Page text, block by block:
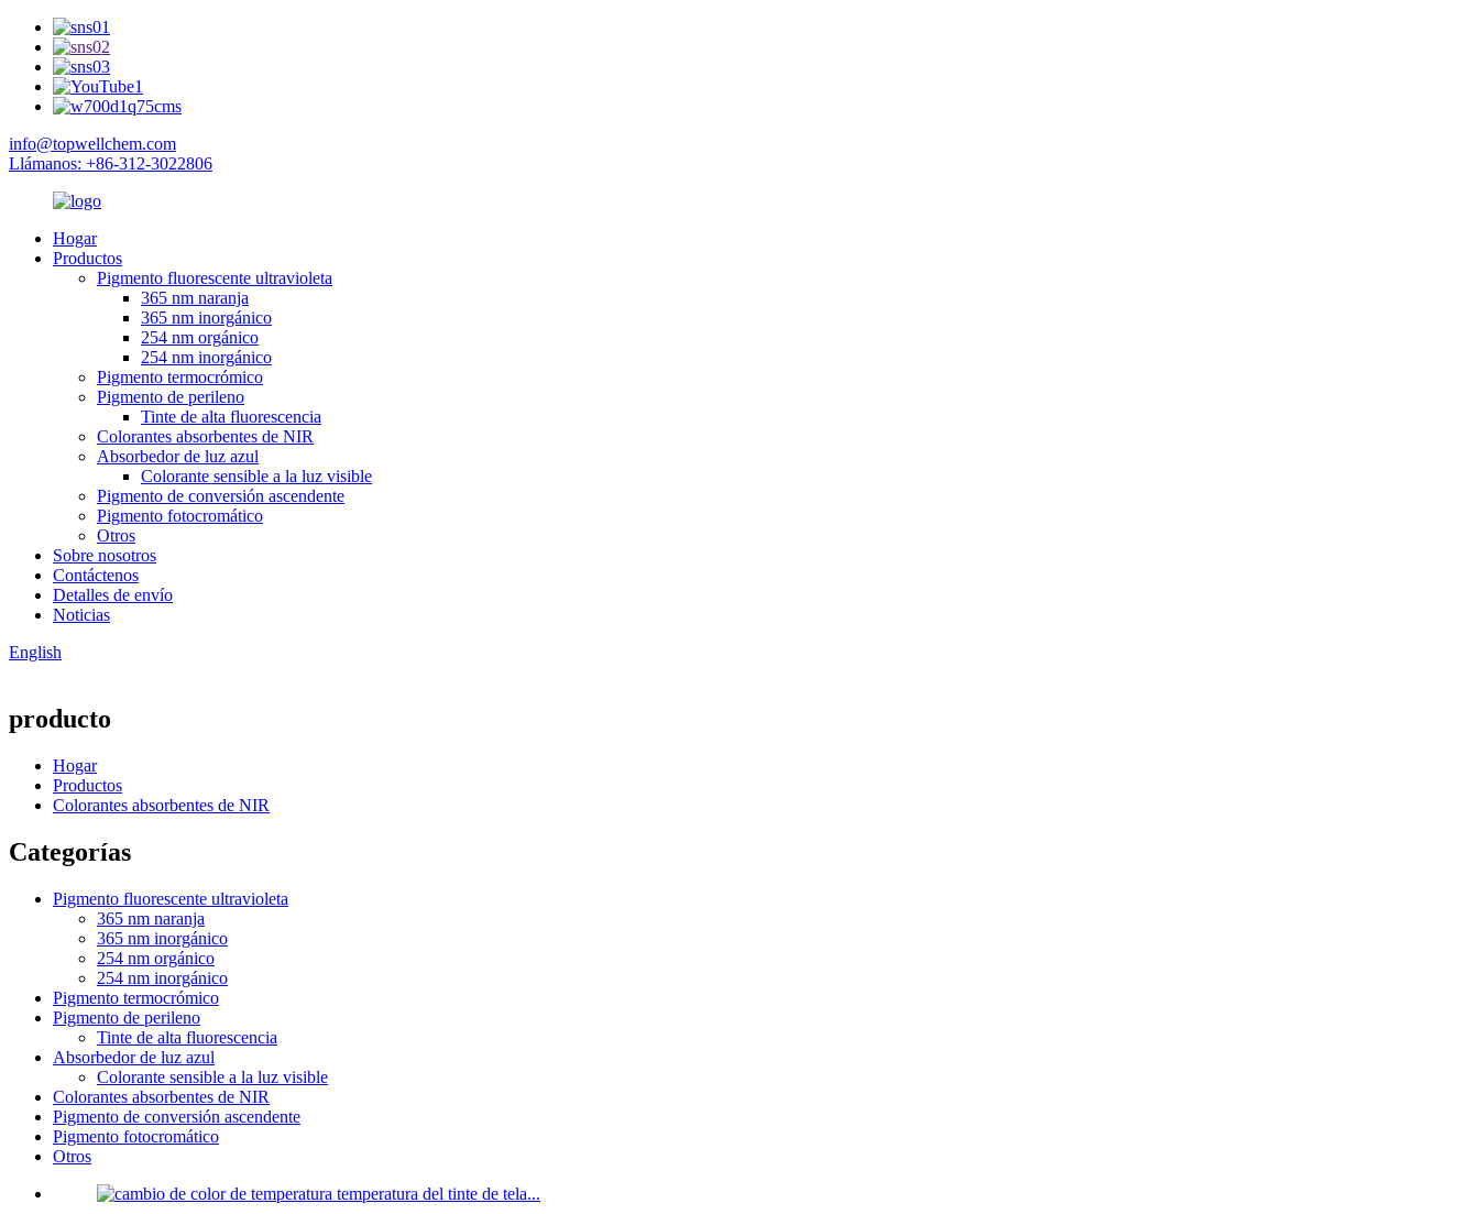
info@topwellchem.com
Llámanos: +86-312-3022806
Hogar
Productos
Pigmento fluorescente ultravioleta
365 nm naranja
365 nm inorgánico
254 nm orgánico
254 nm inorgánico
Pigmento termocrómico
Pigmento de perileno
Tinte de alta fluorescencia
Colorantes absorbentes de NIR
Absorbedor de luz azul
Colorante sensible a la luz visible
Pigmento de conversión ascendente
Pigmento fotocromático
Otros
Sobre nosotros
Contáctenos
Detalles de envío
Noticias
English
producto
Hogar
Productos
Colorantes absorbentes de NIR
Categorías
Pigmento fluorescente ultravioleta
365 nm naranja
365 nm inorgánico
254 nm orgánico
254 nm inorgánico
Pigmento termocrómico
Pigmento de perileno
Tinte de alta fluorescencia
Absorbedor de luz azul
Colorante sensible a la luz visible
Colorantes absorbentes de NIR
Pigmento de conversión ascendente
Pigmento fotocromático
Otros